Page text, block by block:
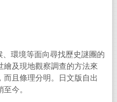
環境等面向尋找歷史謎團的
繪及現地觀察調查的方法來
且條理分明。日文版自出
今。